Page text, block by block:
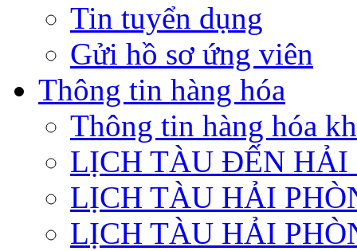
Tin tuyển dụng
Gửi hồ sơ ứng viên
Thông tin hàng hóa
Thông tin hàng hóa
LỊCH TÀU ĐẾN HẢI
LỊCH TÀU HẢI
LỊCH TÀU HẢI